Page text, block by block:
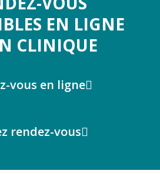
EN LIGNE
CLINIQUE
vous en ligne
rendez-vous